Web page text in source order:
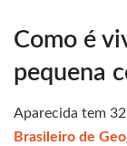
Como é
pequena
Aparecida tem
Brasileiro de